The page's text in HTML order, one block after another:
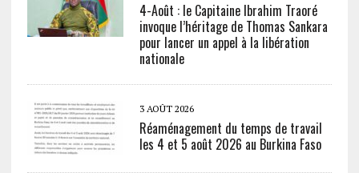
4-Août : le Capitaine Ibrahim Traoré
invoque l’héritage de Thomas Sankara
pour lancer un appel à la libération
nationale
3 AOÛT 2026
Réaménagement du temps de travail
les 4 et 5 août 2026 au Burkina Faso